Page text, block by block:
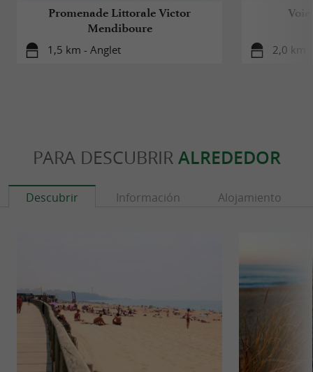
Promenade Littorale Victor
Mendiboure
1,5 km - Anglet 2,0 km
PARA DESCUBRIR ALREDEDOR
Descubrir Información Alojamiento